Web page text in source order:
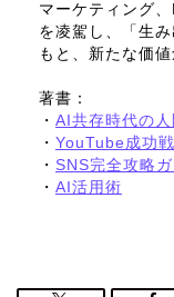
マーケティング
を凌駕し、「生
もと、新たな価
著書：
・ AI共存時代の人
・ YouTube成功
・ SNS完全攻略ガ
・ AI活用術